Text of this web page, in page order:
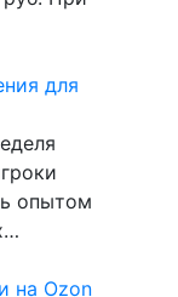
для
опытом
на Ozon